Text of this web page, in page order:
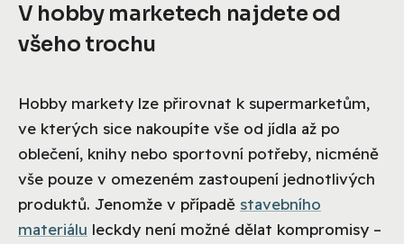
V hobby marketech najdete od
všeho trochu
Hobby markety lze přirovnat k supermarketům,
ve kterých sice nakoupíte vše od jídla až po
oblečení, knihy nebo sportovní potřeby, nicméně
vše pouze v omezeném zastoupení jednotlivých
produktů. Jenomže v případě stavebního
materiálu leckdy není možné dělat kompromisy –